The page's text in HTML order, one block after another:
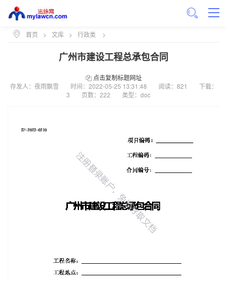
首页 > 文库 > 行政类 >
广州市建设工程总承包合同
点击复制标题网址
存发人：夜雨飘雪
时间： 2022-05-25 13:31:48 阅读：821
下载：
3
页数：222 类型：doc